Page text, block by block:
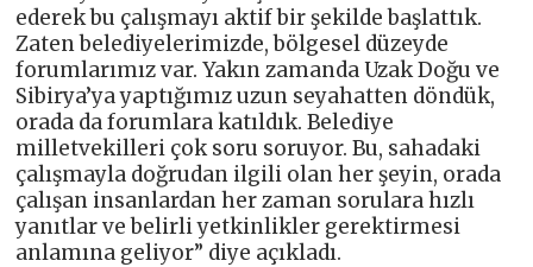
ederek bu çalışmayı aktif bir şekilde başlattık.
Zaten belediyelerimizde, bölgesel düzeyde
forumlarımız var. Yakın zamanda Uzak Doğu ve
Sibirya’ya yaptığımız uzun seyahatten döndük,
orada da forumlara katıldık. Belediye
milletvekilleri çok soru soruyor. Bu, sahadaki
çalışmayla doğrudan ilgili olan her şeyin, orada
çalışan insanlardan her zaman sorulara hızlı
yanıtlar ve belirli yetkinlikler gerektirmesi
anlamına geliyor” diye açıkladı.